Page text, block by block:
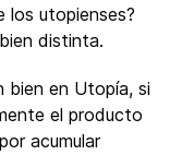
los utopienses?
distinta.
bien en Utopía, si
el producto
acumular